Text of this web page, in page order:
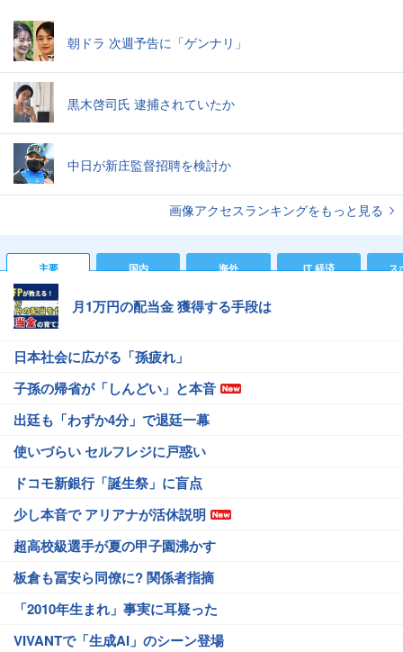
朝ドラ 次週予告に「ゲンナリ」
黒木啓司氏 逮捕されていたか
中日が新庄監督招聘を検討か
画像アクセスランキングをもっと見る
主要 国内 海外 IT 経済 ス
月1万円の配当金 獲得する手段は
日本社会に広がる「孫疲れ」
子孫の帰省が「しんどい」と本音
出廷も「わずか4分」で退廷一幕
使いづらい セルフレジに戸惑い
ドコモ新銀行「誕生祭」に盲点
少し本音で アリアナが活休説明
超高校級選手が夏の甲子園沸かす
板倉も冨安ら同僚に? 関係者指摘
「2010年生まれ」事実に耳疑った
VIVANTで「生成AI」のシーン登場